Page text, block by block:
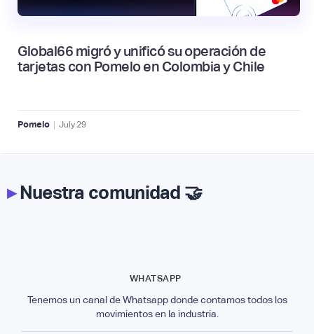
Global66 migró y unificó su operación de
tarjetas con Pomelo en Colombia y Chile
Pomelo | July 29
▸Nuestra comunidad 🤝
WHATSAPP
Tenemos un canal de Whatsapp donde contamos todos los
movimientos en la industria.